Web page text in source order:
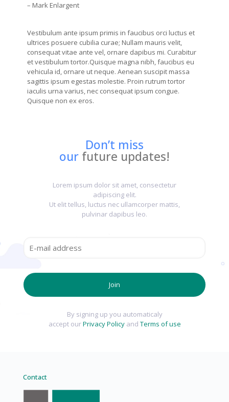
– Mark Enlargent
Vestibulum ante ipsum primis in faucibus orci luctus et
ultrices posuere cubilia curae; Nullam mauris velit,
consequat vitae ante vel, ornare dapibus mi. Curabitur
et vestibulum tortor.Quisque magna nibh, faucibus eu
vehicula id, ornare ut neque. Aenean suscipit massa
sagittis ipsum egestas molestie. Proin rutrum tortor
iaculis urna varius, nec consequat ipsum congue.
Quisque non ex eros.
Don’t miss
our future updates!
Lorem ipsum dolor sit amet, consectetur
adipiscing elit.
Ut elit tellus, luctus nec ullamcorper mattis,
pulvinar dapibus leo.
By signing up you automaticaly
accept ourPrivacy Policyand Terms of use
Contact